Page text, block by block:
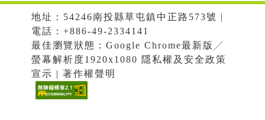
地址：54246南投縣草屯鎮中正路573號 |
電話：+886-49-2334141
最佳瀏覽狀態：Google Chrome最新版╱
螢幕解析度1920x1080 隱私權及安全政策
宣示 | 著作權聲明